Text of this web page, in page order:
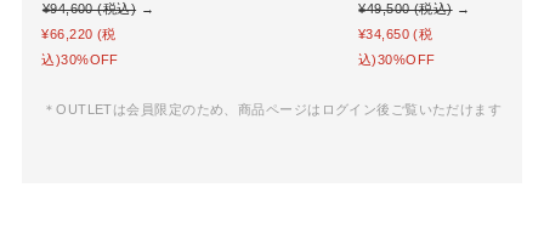
¥94,600 (税込)→
¥66,220 (税
込)30%OFF
¥49,500 (税込)→
¥34,650 (税
込)30%OFF
＊OUTLETは会員限定のため、商品ページはログイン後ご覧いただけます